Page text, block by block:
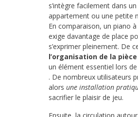
s’intègre facilement dans un
appartement ou une petite
En comparaison, un piano à
exige davantage de place
s’exprimer pleinement. De
l’organisation de la pièce
un élément essentiel lors de
. De nombreux utilisateurs
alors une installation
sacrifier le plaisir de jeu.